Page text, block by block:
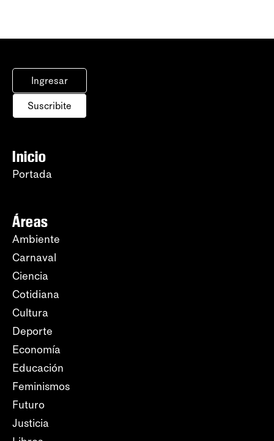
Ingresar
Suscribite
Inicio
Portada
Áreas
Ambiente
Carnaval
Ciencia
Cotidiana
Cultura
Deporte
Economía
Educación
Feminismos
Futuro
Justicia